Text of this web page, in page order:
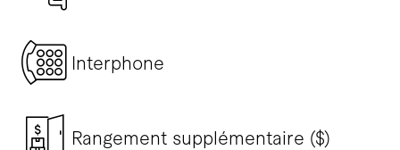
Interphone
Rangement supplémentaire ($)